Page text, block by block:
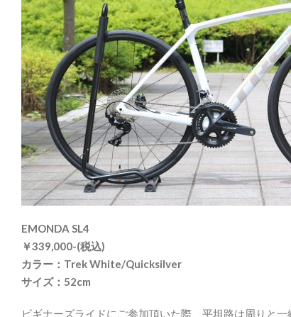
EMONDA SL4
￥339,000-(税込)
カラー：Trek White/Quicksilver
サイズ：52cm
ビギナーズライドにご参加頂いた際、平坦路は周りと